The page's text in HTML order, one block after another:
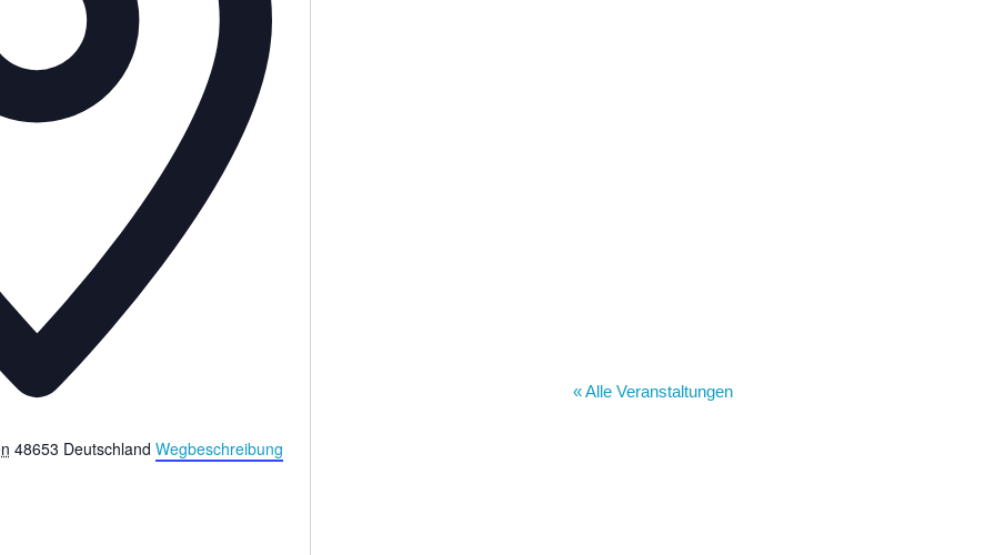
« Alle Veranstaltungen
48653 Deutschland Wegbeschreibung